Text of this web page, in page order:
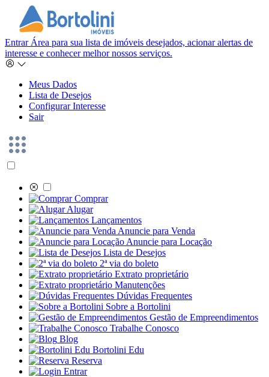
Entrar Área para sua lista de imóveis desejados, acionar alertas de
interesse e conhecer melhor nossos serviços.
Meus Dados
Lista de Desejos
Configurar Interesse
Sair
Comprar
Alugar
Lançamentos
Anuncie para Venda
Anuncie para Locação
Lista de Desejos
2ª via do boleto
Extrato proprietário
Manutenções
Dúvidas Frequentes
Sobre a Bortolini
Gestão de Empreendimentos
Trabalhe Conosco
Blog
Bortolini Edu
Reserva
Entrar